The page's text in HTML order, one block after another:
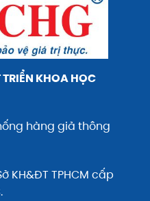
KHOA HỌC
hàng giả thông
KH&ĐT TPHCM cấp